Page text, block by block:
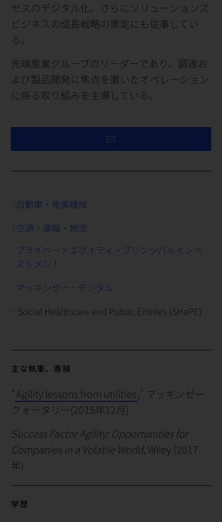
セスのデジタル化、さらにソリューションズ
ビジネスの成長戦略の策定にも従事してい
る。
先端産業グループのリーダーであり、調達お
よび製品開発に焦点を置いたオペレーション
に係る取り組みを主導している。
自動車・産業機械
交通・運輸・物流
プライベートエクイティ・プリンシパルインベ
ストメント
マッキンゼー・デジタル
Social Healthcare and Public Entities (SHaPE)
主な執筆、寄稿
"Agility lessons from utilities," マッキンゼー
クォータリー(2015年12月)
Success Factor Agility: Opportunities for
Companies in a Volatile World, Wiley (2017
年)
学歴